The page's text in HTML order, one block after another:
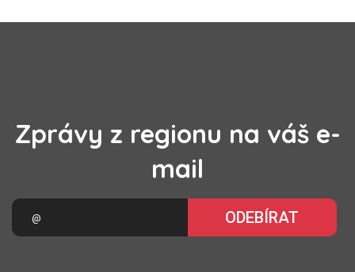
Zprávy z regionu na váš e-
mail
ODEBÍRAT